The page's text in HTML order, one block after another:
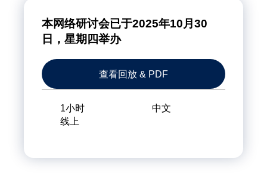
本网络研讨会已于2025年10月30
日，星期四举办
查看回放 & PDF
1小时
中文
线上